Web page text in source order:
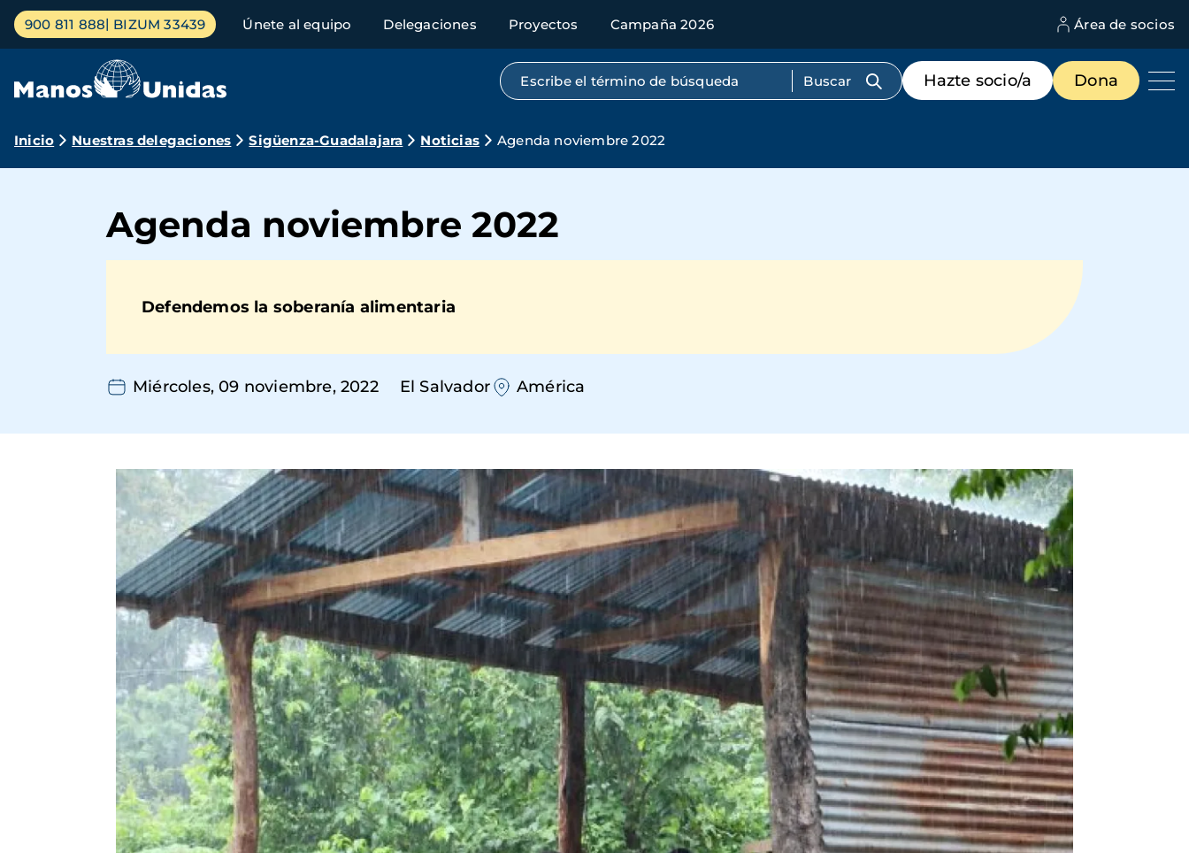
Pasar
contenido
Menú
principal
900 811 888 BIZUM 33439 Únete al equipo Delegaciones Proyectos Campaña 2026 Área de socios
Búsqueda por texto completo
Menú
de
destacados
Hazte socio/a Dona
Ruta
navegación
Inicio Nuestras delegaciones Sigüenza-Guadalajara Noticias Agenda noviembre 2022
Agenda noviembre 2022
Defendemos la soberanía alimentaria
Miércoles, 09 noviembre, 2022 El Salvador América